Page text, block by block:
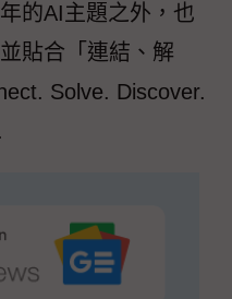
的AI主題之外，也
貼合「連結、解
Solve. Discover.